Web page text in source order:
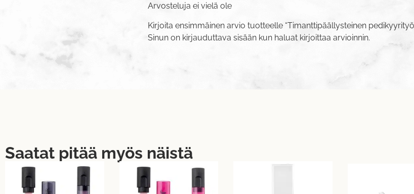
Arvosteluja ei vielä ole
Kirjoita ensimmäinen arvio tuotteelle “Timanttipäällysteinen
Sinun on kirjauduttava sisään kun haluat kirjoittaa arvioinnin.
Saatat pitää myös näistä